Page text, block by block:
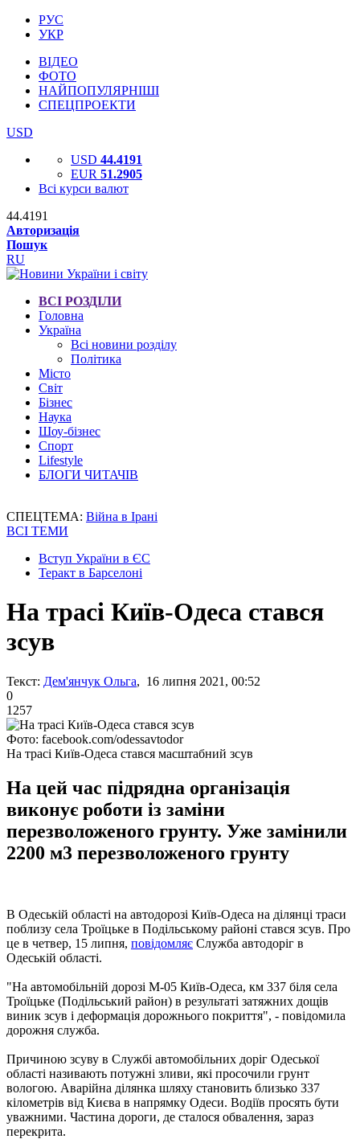
РУС
УКР
ВІДЕО
ФОТО
НАЙПОПУЛЯРНІШІ
СПЕЦПРОЕКТИ
USD
USD 44.4191
EUR 51.2905
Всі курси валют
44.4191
Авторизація
Пошук
RU
ВСІ РОЗДІЛИ
Головна
Україна
Всі новини розділу
Політика
Місто
Світ
Бізнес
Наука
Шоу-бізнес
Спорт
Lifestyle
БЛОГИ ЧИТАЧІВ
СПЕЦТЕМА: Війна в Ірані
ВСІ ТЕМИ
Вступ України в ЄС
Теракт в Барселоні
На трасі Київ-Одеса стався
зсув
Текст: Дем'янчук Ольга, 16 липня 2021, 00:52
0
1257
Фото: facebook.com/odessavtodor
На трасі Київ-Одеса стався масштабний зсув
На цей час підрядна організація
виконує роботи із заміни
перезволоженого грунту. Уже замінили
2200 м3 перезволоженого грунту
В Одеській області на автодорозі Київ-Одеса на ділянці траси
поблизу села Троїцьке в Подільському районі стався зсув. Про
це в четвер, 15 липня, повідомляє Служба автодоріг в
Одеській області.
"На автомобільній дорозі М-05 Київ-Одеса, км 337 біля села
Троїцьке (Подільський район) в результаті затяжних дощів
виник зсув і деформація дорожнього покриття", - повідомила
дорожня служба.
Причиною зсуву в Службі автомобільних доріг Одеської
області називають потужні зливи, які просочили грунт
вологою. Аварійна ділянка шляху становить близько 337
кілометрів від Києва в напрямку Одеси. Водіїв просять бути
уважними. Частина дороги, де сталося обвалення, зараз
перекрита.